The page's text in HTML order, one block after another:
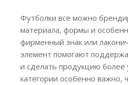
Футболки все можно
материала, формы и
фирменный знак или
элемент помогают
и сделать продукцию более
категории особенно важно,